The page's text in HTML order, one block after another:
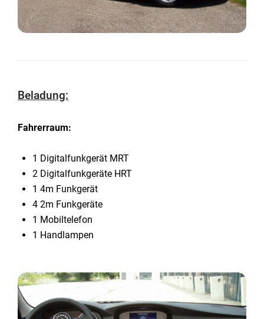
Beladung:
Fahrerraum:
1 Digitalfunkgerät MRT
2 Digitalfunkgeräte HRT
1 4m Funkgerät
4 2m Funkgeräte
1 Mobiltelefon
1 Handlampen